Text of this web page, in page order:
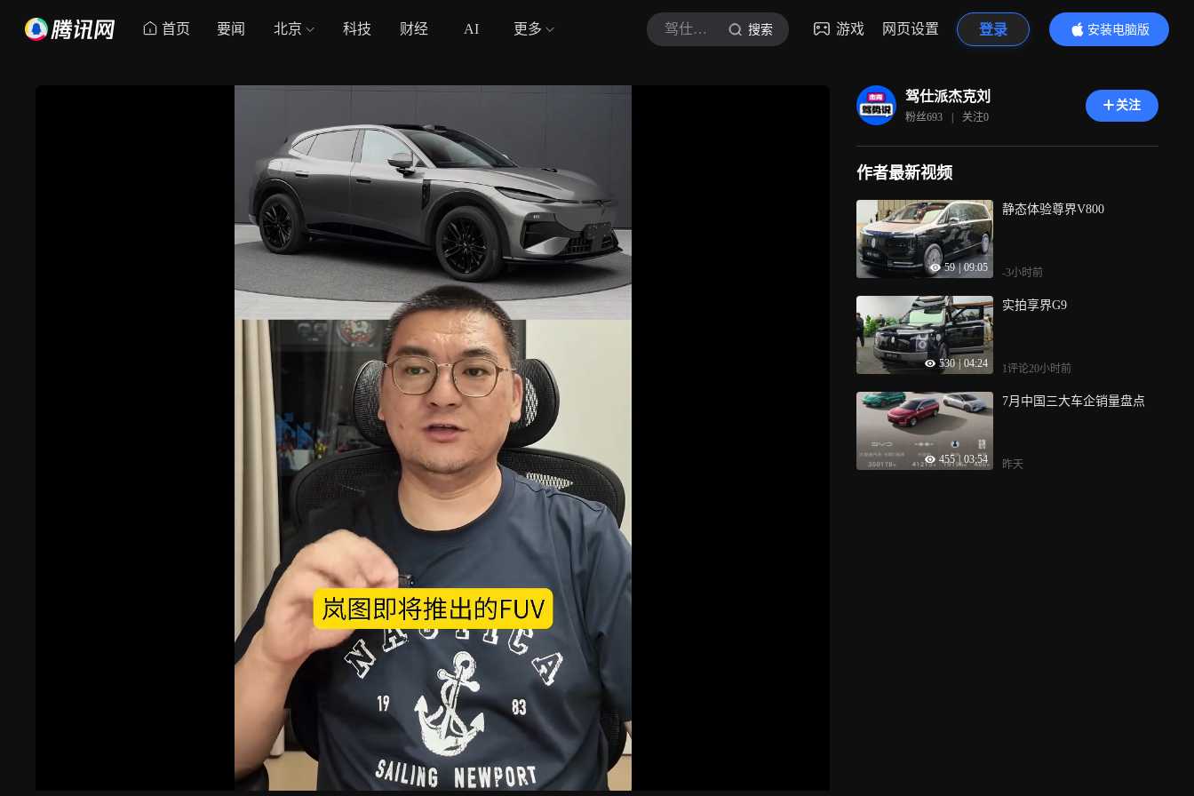
首页 要闻 北京 科技 财经 AI 更多 驾仕派杰克刘 搜索 游戏 网页设置 登录
安装电脑版
内容更精彩
驾仕派杰克刘
粉丝693 | 关注0
关注
作者最新视频
59 | 09:05
静态体验尊界V800
-3小时前
530 | 04:24
实拍享界G9
1评论20小时前
455 03:54
7月中国三大车企销量盘点
昨天